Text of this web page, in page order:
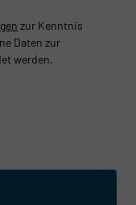
zur Kenntnis
Daten zur
werden.